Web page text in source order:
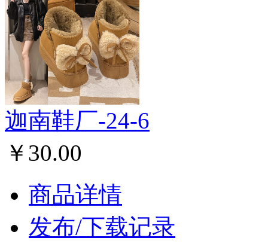
迦南鞋厂-24-6
￥30.00
商品详情
发布/下载记录